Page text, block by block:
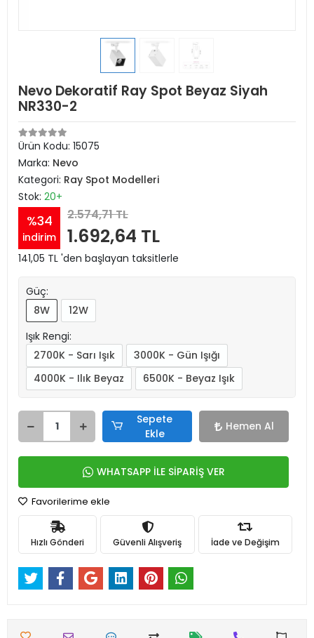
Nevo Dekoratif Ray Spot Beyaz Siyah
NR330-2
Ürün Kodu: 15075
Marka: Nevo
Kategori: Ray Spot Modelleri
Stok: 20+
%34
indirim
2.574,71 TL
1.692,64 TL
141,05 TL 'den başlayan taksitlerle
Güç:
8W
12W
Işık Rengi:
2700K - Sarı Işık
3000K - Gün Işığı
4000K - Ilık Beyaz
6500K - Beyaz Işık
Sepete
Ekle
Hemen Al
WHATSAPP İLE SİPARİŞ VER
Favorilerime ekle
Hızlı Gönderi Güvenli Alışveriş İade ve Değişim